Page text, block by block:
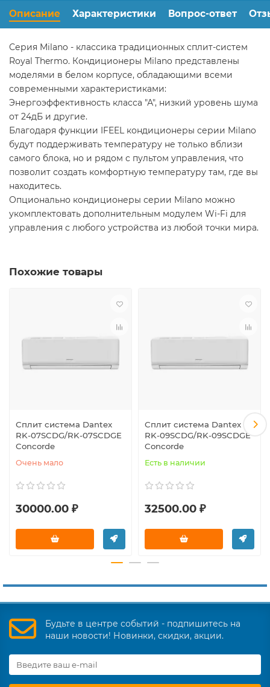
Описание Характеристики Вопрос-ответ
Серия Milano - классика традиционных сплит-систем
Royal Thermo. Кондиционеры Milano представлены
моделями в белом корпусе, обладающими всеми
современными характеристиками:
Энергоэффективность класса "А", низкий уровень шума
от 24дБ и другие.
Благодаря функции IFEEL кондиционеры серии Milano
будут поддерживать температуру не только вблизи
самого блока, но и рядом с пультом управления, что
позволит создать комфортную температуру там, где вы
находитесь.
Опционально кондиционеры серии Milano можно
укомплектовать дополнительным модулем Wi-Fi для
управления с любого устройства из любой точки мира.
Похожие товары
Сплит система Dantex
RK-07SCDG/RK-07SCDGE
Concorde
Очень мало
30000.00 ₽
Сплит система Dantex
RK-09SCDG/RK-09SCDGE
Concorde
Есть в наличии
32500.00 ₽
Будьте в центре событий - подпишитесь на
наши новости! Новинки, скидки, акции.